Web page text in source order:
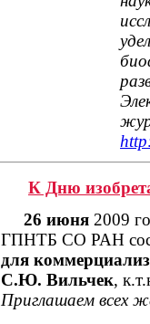
К Дню
26 июня 2009
ГПНТБ СО РАН
для
С.Ю. Вильчек,
Приглашаем всех